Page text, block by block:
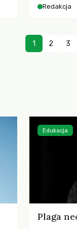
Redakcja
1 2 3
Plaga
Edukacja